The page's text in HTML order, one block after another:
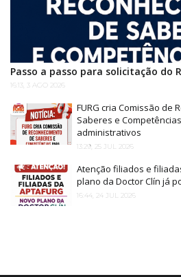
Passo a passo para solicitação do
16:13, 3 AGO 2026
FURG cria Comissão de
Saberes e
administrativos
13:29, 25 JUL 2026
Atenção filiados e
plano da Doctor Clín já
16:44, 24 JUL 2026